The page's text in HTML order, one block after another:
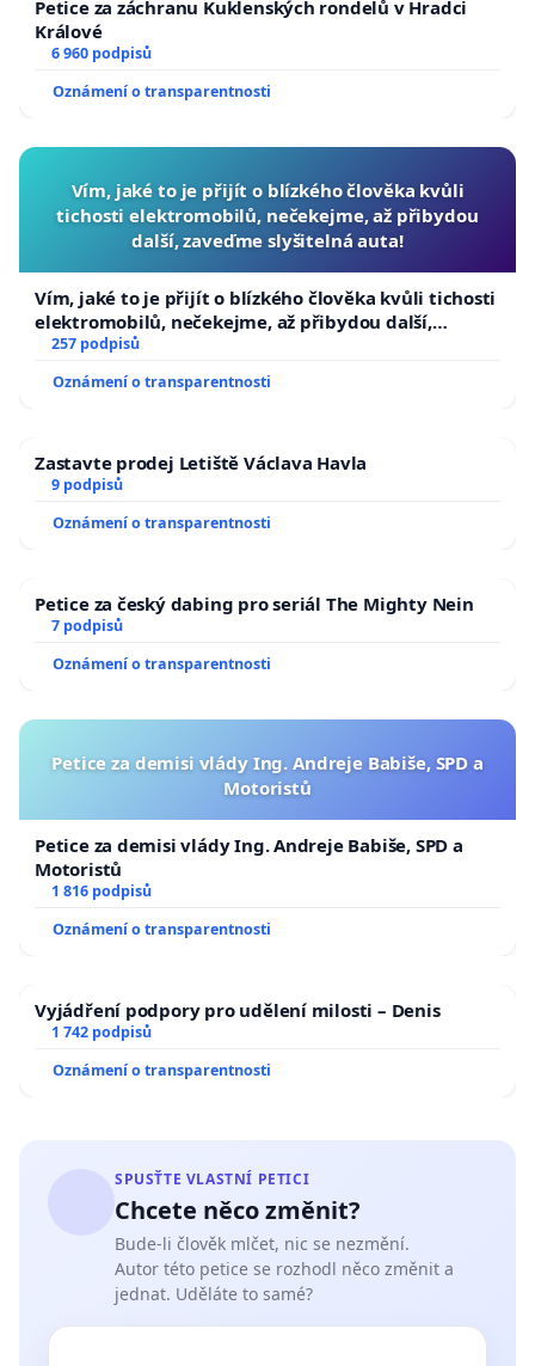
Petice za záchranu Kuklenských rondelů v Hradci
Králové
6 960 podpisů
Oznámení o transparentnosti
Vím, jaké to je přijít o blízkého člověka kvůli
tichosti elektromobilů, nečekejme, až přibydou
další, zaveďme slyšitelná auta!
Vím, jaké to je přijít o blízkého člověka kvůli tichosti
elektromobilů, nečekejme, až přibydou další,
zaveďme slyšitelná auta!
257 podpisů
Oznámení o transparentnosti
Zastavte prodej Letiště Václava Havla
9 podpisů
Oznámení o transparentnosti
Petice za český dabing pro seriál The Mighty Nein
7 podpisů
Oznámení o transparentnosti
Petice za demisi vlády Ing. Andreje Babiše, SPD a
Motoristů
Petice za demisi vlády Ing. Andreje Babiše, SPD a
Motoristů
1 816 podpisů
Oznámení o transparentnosti
Vyjádření podpory pro udělení milosti – Denis
1 742 podpisů
Oznámení o transparentnosti
SPUSŤTE VLASTNÍ PETICI
Chcete něco změnit?
Bude-li člověk mlčet, nic se nezmění.
Autor této petice se rozhodl něco změnit a
jednat. Uděláte to samé?